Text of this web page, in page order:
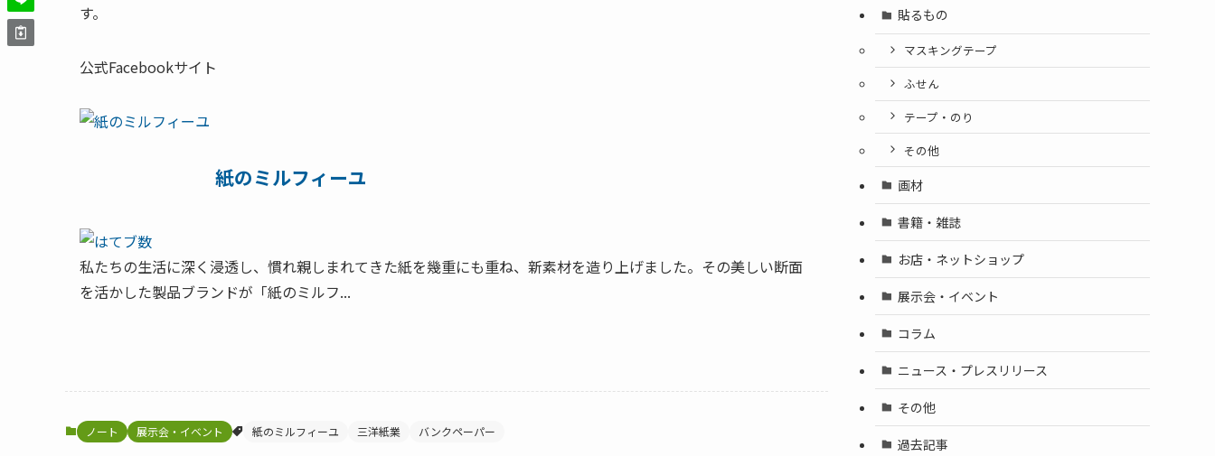
す。
公式Facebookサイト
紙のミルフィーユ
私たちの生活に深く浸透し、慣れ親しまれてきた紙を幾重にも重ね、新素材を造り上げました。その美しい断面
を活かした製品ブランドが「紙のミルフ...
ノート 展示会・イベント 紙のミルフィーユ 三洋紙業 バンクペーパー
貼るもの
マスキングテープ
ふせん
テープ・のり
その他
画材
書籍・雑誌
お店・ネットショップ
展示会・イベント
コラム
ニュース・プレスリリース
その他
過去記事